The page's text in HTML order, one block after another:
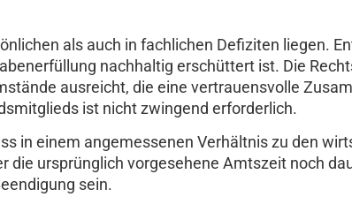
als auch in fachlichen Defiziten liegen.
nachhaltig erschüttert ist. Die
ausreicht, die eine vertrauensvolle
ist nicht zwingend erforderlich.
in einem angemessenen Verhältnis zu den
die ursprünglich vorgesehene Amtszeit noch
sein.